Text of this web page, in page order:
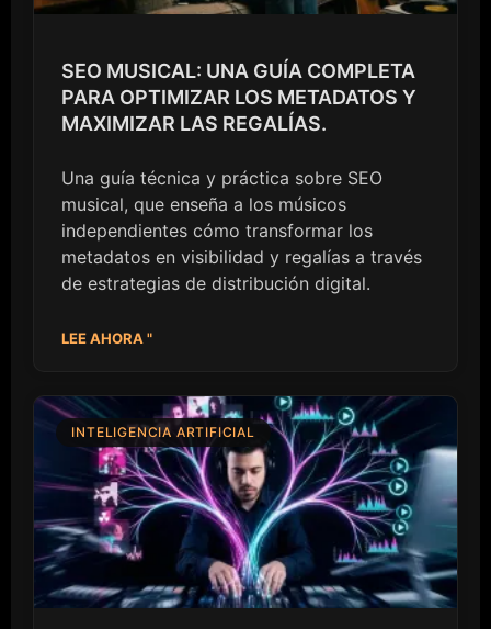
SEO MUSICAL: UNA GUÍA COMPLETA
PARA OPTIMIZAR LOS METADATOS Y
MAXIMIZAR LAS REGALÍAS.
Una guía técnica y práctica sobre SEO
musical, que enseña a los músicos
independientes cómo transformar los
metadatos en visibilidad y regalías a través
de estrategias de distribución digital.
LEE AHORA "
INTELIGENCIA ARTIFICIAL